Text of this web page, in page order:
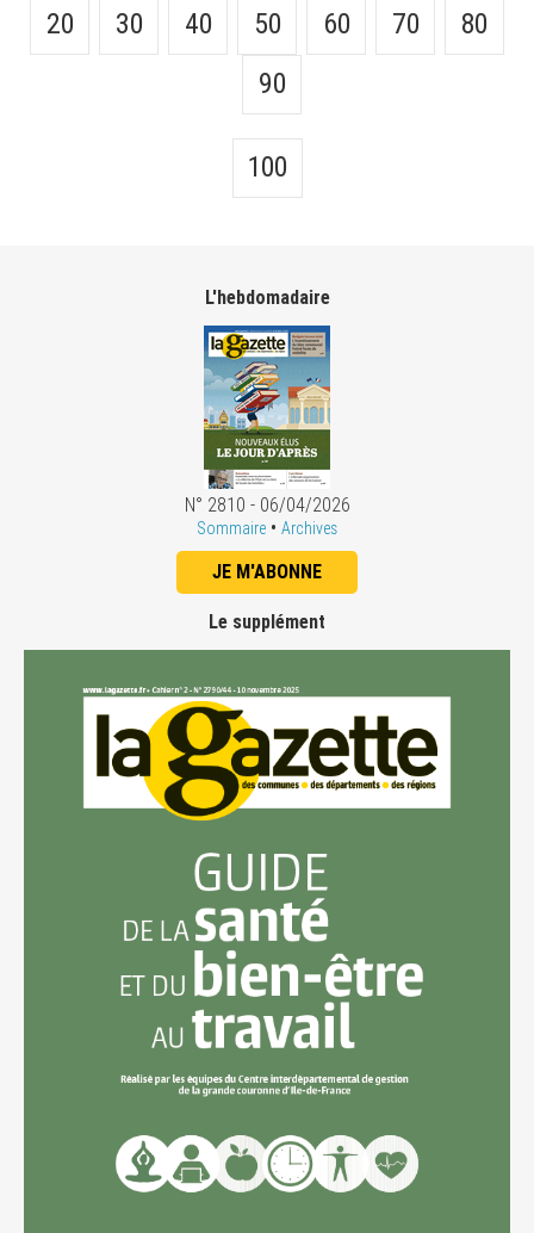
20 30 40 50 60 70
80
90
100
L'hebdomadaire
N° 2810 - 06/04/2026
Sommaire • Archives
JE M'ABONNE
Le supplément